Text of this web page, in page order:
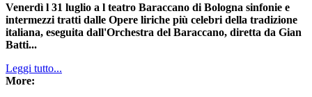
Venerdì l 31 luglio a l teatro Baraccano di Bologna sinfonie e
intermezzi tratti dalle Opere liriche più celebri della tradizione
italiana, eseguita dall'Orchestra del Baraccano, diretta da Gian
Batti...
Leggi tutto...
More: